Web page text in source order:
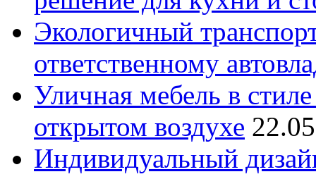
Экологичный
ответственному
Уличная мебель в
открытом воздухе
Индивидуальный